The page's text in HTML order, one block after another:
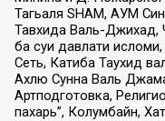
Тагьаля SHAM, АУМ
Тавхида Валь-Джихад,
ба суи давлати
Сеть, Катиба Таухид
Ахлю Сунна Валь
Артподготовка,
пахарь”, Колумбайн,